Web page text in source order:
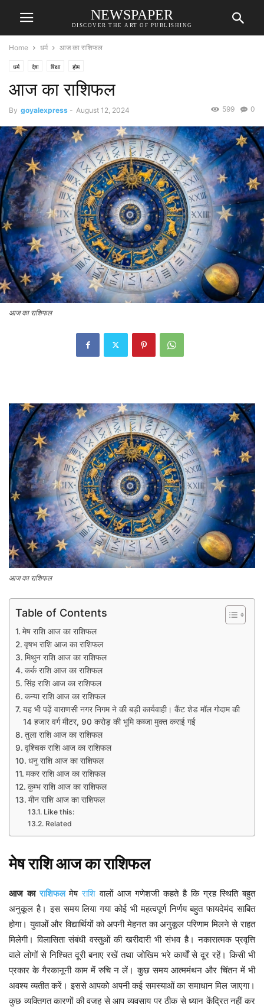
NEWSPAPER
DISCOVER THE ART OF PUBLISHING
Home धर्म आज का राशिफल
धर्म देश शिक्षा होम
आज का राशिफल
By goyalexpress - August 12, 2024 0
599
आज का राशिफल
आज का राशिफल
Table of Contents
मेष राशि आज का राशिफल
वृषभ राशि आज का राशिफल
मिथुन राशि आज का राशिफल
कर्क राशि आज का राशिफल
सिंह राशि आज का राशिफल
कन्या राशि आज का राशिफल
यह भी पढ़ें वाराणसी नगर निगम ने की बड़ी कार्यवाही। कैंट शेड मॉल गोदाम की
14 हजार वर्ग मीटर, 90 करोड़ की भूमि कब्जा मुक्त कराई गई
तुला राशि आज का राशिफल
वृश्चिक राशि आज का राशिफल
धनु राशि आज का राशिफल
मकर राशि आज का राशिफल
कुम्भ राशि आज का राशिफल​
मीन राशि आज का राशिफल
Like this:
Related
मेष राशि आज का राशिफल
आज का राशिफल मेष राशि वालों आज गणेशजी कहते है किग्रह स्थिति बहुत
अनुकूल है। इस समय लिया गया कोई भी महत्वपूर्ण निर्णय बहुत फायदेमंद साबित
होगा। युवाओं और विद्यार्थियों को अपनी मेहनत का अनुकूल परिणाम मिलने से राहत
मिलेगी। विलासिता संबंधी वस्तुओं की खरीदारी भी संभव है। नकारात्मक प्रवृत्ति
वाले लोगों से निश्चित दूरी बनाए रखें तथा जोखिम भरे कार्यों से दूर रहें। किसी भी
प्रकार के गैरकानूनी काम में रुचि न लें। कुछ समय आत्ममंथन और चिंतन में भी
अवश्य व्यतीत करें। इससे आपको अपनी कई समस्याओं का समाधान मिल जाएगा।
कुछ व्यक्तिगत कारणों की वजह से आप व्यवसाय पर ठीक से ध्यान केंद्रित नहीं कर